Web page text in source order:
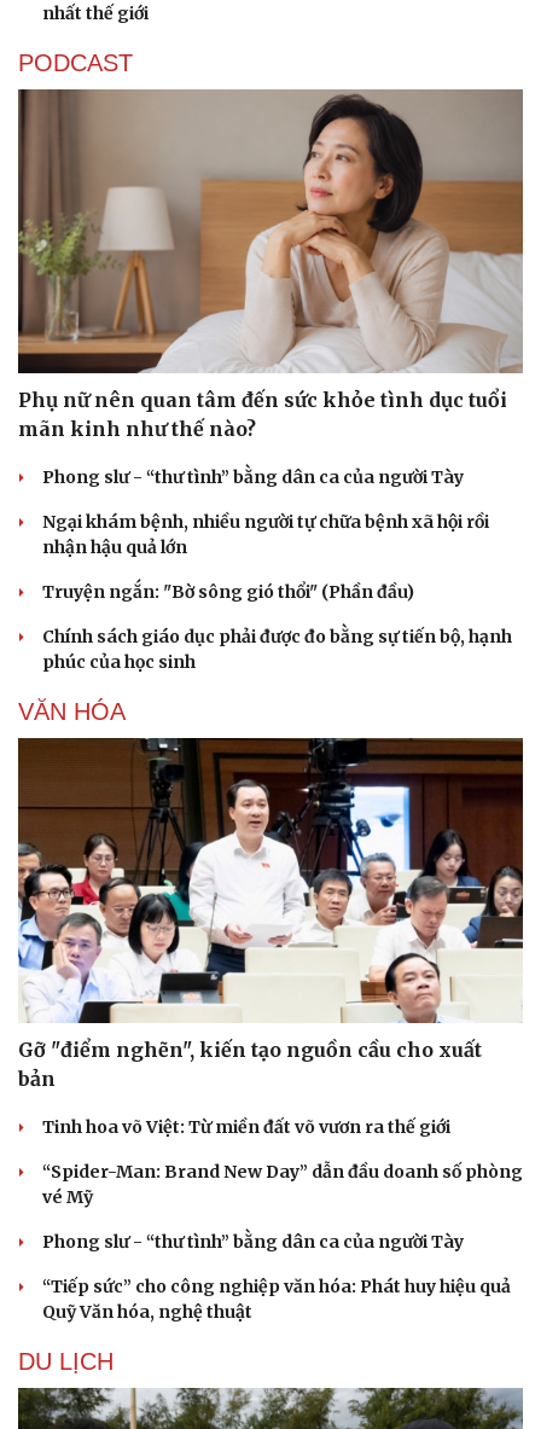
Sức khỏe
Dinh dưỡng - món ngon
Cây thuốc
Sản phụ khoa
Nam khoa
Làm đẹp - giảm cân
Ăn sạch sống khỏe
Đời sống
Nhà đẹp
Blog
Tình yêu - Gia đình
nhất thế giới
PODCAST
Phụ nữ nên quan tâm đến sức khỏe tình dục tuổi
mãn kinh như thế nào?
Phong slư - “thư tình” bằng dân ca của người Tày
Ngại khám bệnh, nhiều người tự chữa bệnh xã hội rồi
nhận hậu quả lớn
Truyện ngắn: "Bờ sông gió thổi" (Phần đầu)
Chính sách giáo dục phải được đo bằng sự tiến bộ, hạnh
phúc của học sinh
VĂN HÓA
Gỡ "điểm nghẽn", kiến tạo nguồn cầu cho xuất
bản
Tinh hoa võ Việt: Từ miền đất võ vươn ra thế giới
“Spider-Man: Brand New Day” dẫn đầu doanh số phòng
vé Mỹ
Phong slư - “thư tình” bằng dân ca của người Tày
“Tiếp sức” cho công nghiệp văn hóa: Phát huy hiệu quả
Quỹ Văn hóa, nghệ thuật
DU LỊCH